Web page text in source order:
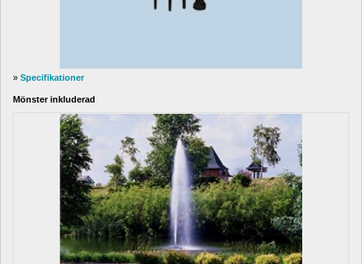
» Specifikationer
Mönster inkluderad